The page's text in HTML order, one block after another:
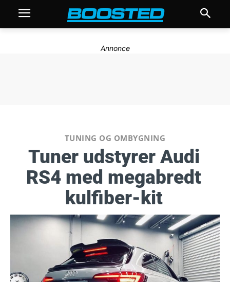
Annonce
TUNING OG OMBYGNING
Tuner udstyrer Audi
RS4 med megabredt
kulfiber-kit